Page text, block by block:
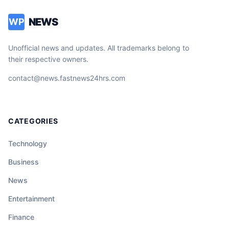
force à regarder l’horreur en face. La vidéo
WP NEWS
Unofficial news and updates. All trademarks belong to
their respective owners.
contact@news.fastnews24hrs.com
CATEGORIES
Technology
Business
News
Entertainment
Finance